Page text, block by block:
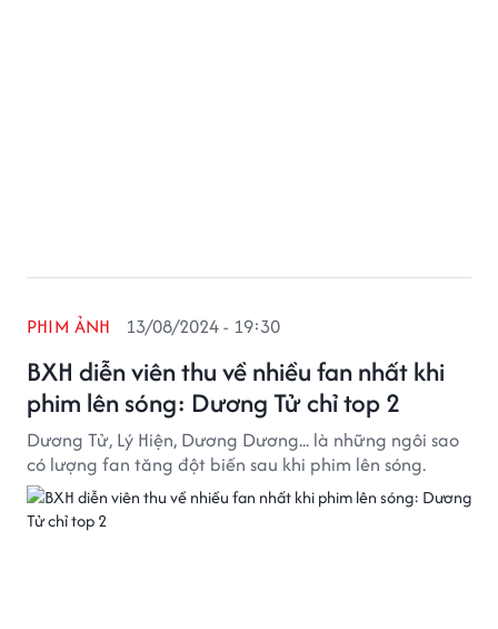
BXH diễn viên thu về nhiều fan nhất khi
phim lên sóng: Dương Tử chỉ top 2
PHIM ẢNH 13/08/2024 - 19:30
Dương Tử, Lý Hiện, Dương Dương... là những ngôi sao
có lượng fan tăng đột biến sau khi phim lên sóng.